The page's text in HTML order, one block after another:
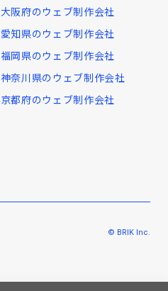
大阪府のウェブ制作会社
愛知県のウェブ制作会社
福岡県のウェブ制作会社
神奈川県のウェブ制作会社
京都府のウェブ制作会社
© BRIK Inc.